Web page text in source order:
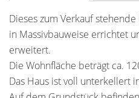
Dieses zum Verkauf
in Massivbauweise errichtet
erweitert.
Die Wohnfläche beträgt ca.
Das Haus ist voll unterkellert